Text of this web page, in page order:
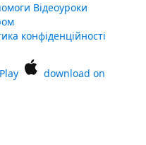
Відеоуроки
конфіденційності
download on